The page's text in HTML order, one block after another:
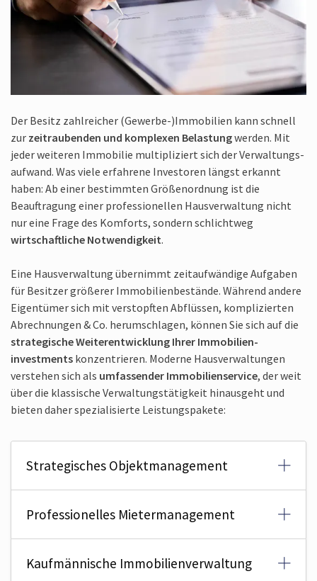
Der Besitz zahlreicher (Gewerbe-)Immobilien kann schnell
zur zeitraubenden und komplexen Belastungwerden. Mit
jeder weiteren Immobilie multipliziert sich der Verwaltungs­
aufwand. Was viele erfahrene Investoren längst erkannt
haben: Ab einer bestimmten Größenordnung ist die
Beauftragung einer professionellen Hausverwaltung nicht
nur eine Frage des Komforts, sondern schlichtweg
wirtschaftliche Notwendigkeit.
Eine Hausverwaltung übernimmt zeitaufwändige Aufgaben
für Besitzer größerer Immobilienbestände. Während andere
Eigentümer sich mit verstopften Abflüssen, komplizierten
Abrechnungen & Co. herumschlagen, können Sie sich auf die
strategische Weiterentwicklung Ihrer Immobilien­
investments konzentrieren. Moderne Hausverwaltungen
verstehen sich als umfassender Immobilien­service, der weit
über die klassische Verwaltungstätigkeit hinausgeht und
bieten daher spezialisierte Leistungspakete:
Strategisches Objektmanagement
Professionelles Mietermanagement
Kaufmännische Immobilienverwaltung